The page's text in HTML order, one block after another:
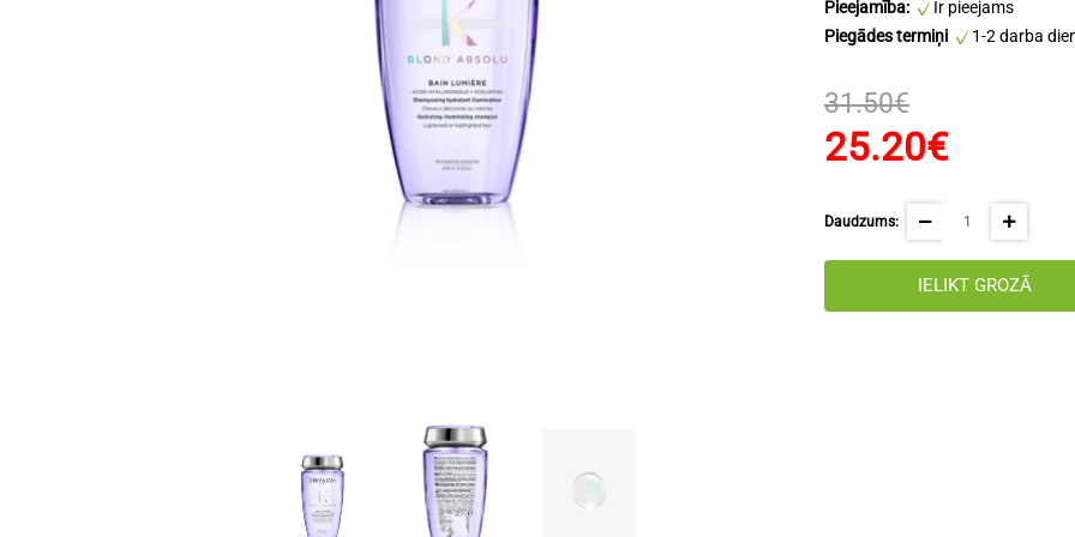
Pieejamība:
Ir pieejams
Piegādes termiņi
1-2 darba
31.50€
25.20€
Daudzums:
IELIKT GROZĀ